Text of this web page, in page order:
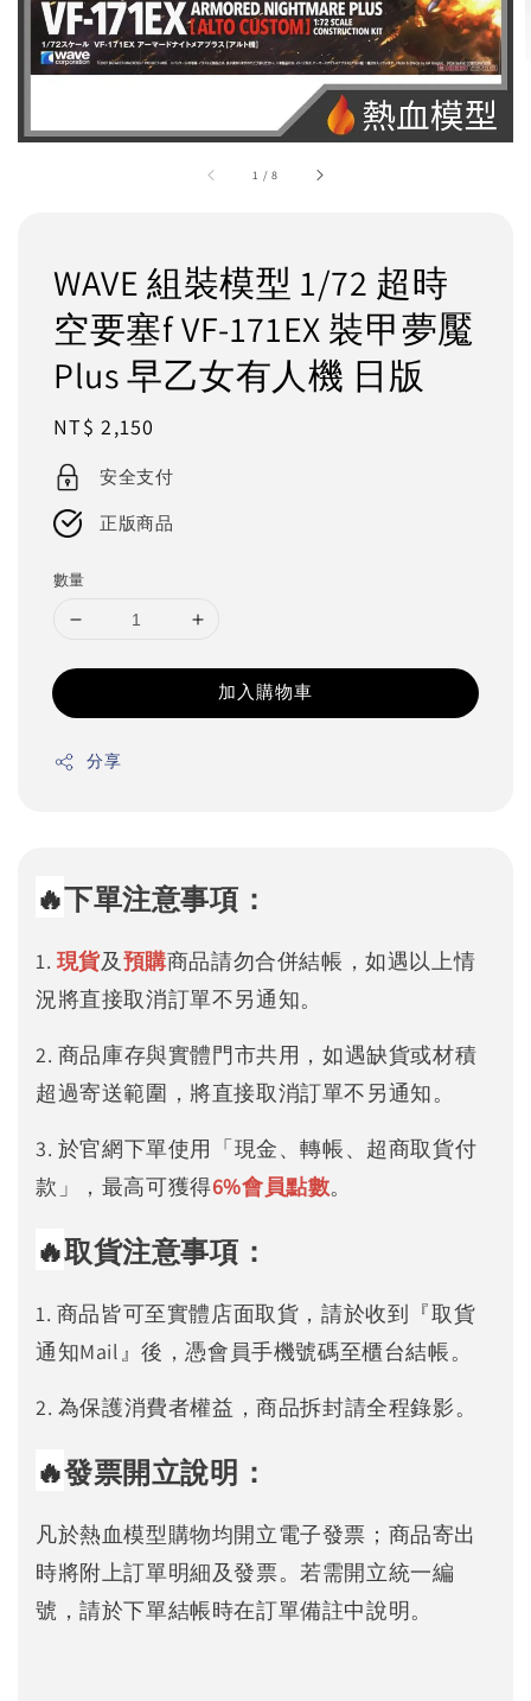
1 /8
WAVE 組裝模型 1/72 超時
空要塞f VF-171EX 裝甲夢魘
Plus 早乙女有人機 日版
Regular
price
NT$ 2,150
安全支付
正版商品
數量
加入購物車
分享
🔥下單注意事項：
1. 現貨及預購商品請勿合併結帳，如遇以上情
況將直接取消訂單不另通知。
2. 商品庫存與實體門市共用，如遇缺貨或材積
超過寄送範圍，將直接取消訂單不另通知。
3. 於官網下單使用「現金、轉帳、超商取貨付
款」，最高可獲得6%會員點數。
🔥取貨注意事項：
1. 商品皆可至實體店面取貨，請於收到『取貨
通知Mail』後，憑會員手機號碼至櫃台結帳。
2. 為保護消費者權益，商品拆封請全程錄影。
🔥發票開立說明：
凡於熱血模型購物均開立電子發票；商品寄出
時將附上訂單明細及發票。若需開立統一編
號，請於下單結帳時在訂單備註中說明。